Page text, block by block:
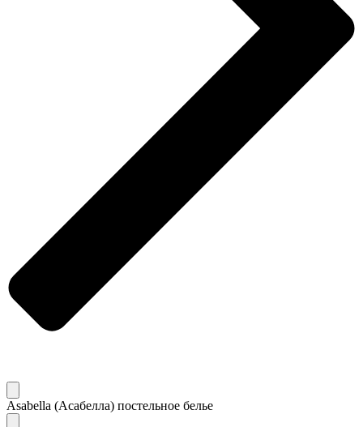
Asabella (Асабелла) постельное белье